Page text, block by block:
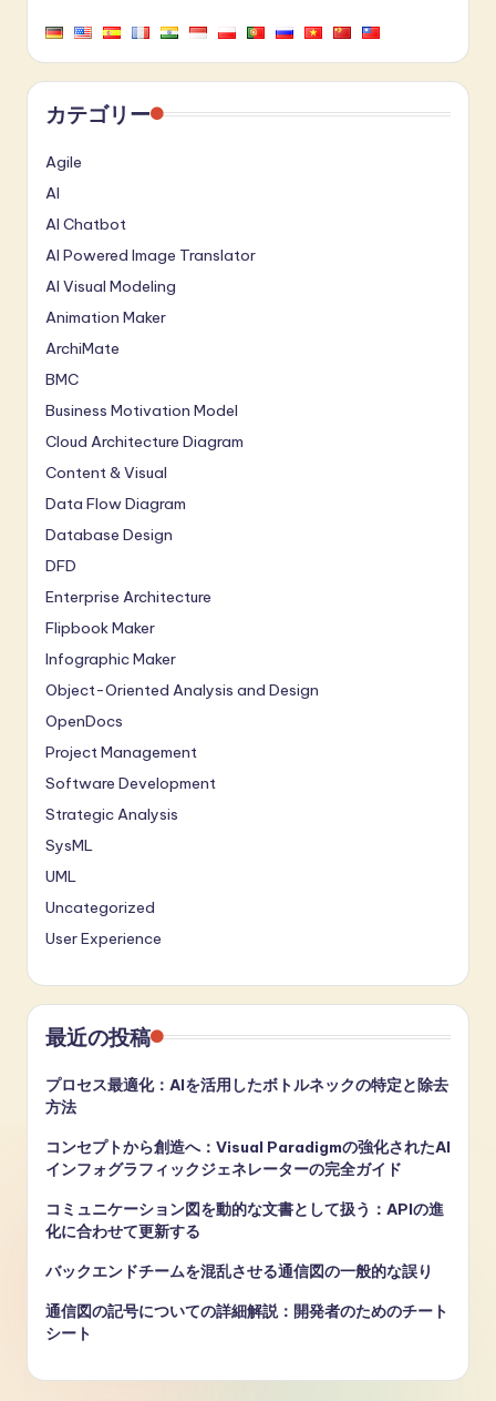
カテゴリー
Agile
AI
AI Chatbot
AI Powered Image Translator
AI Visual Modeling
Animation Maker
ArchiMate
BMC
Business Motivation Model
Cloud Architecture Diagram
Content & Visual
Data Flow Diagram
Database Design
DFD
Enterprise Architecture
Flipbook Maker
Infographic Maker
Object-Oriented Analysis and Design
OpenDocs
Project Management
Software Development
Strategic Analysis
SysML
UML
Uncategorized
User Experience
最近の投稿
プロセス最適化：AIを活用したボトルネックの特定と除去
方法
コンセプトから創造へ：Visual Paradigmの強化されたAI
インフォグラフィックジェネレーターの完全ガイド
コミュニケーション図を動的な文書として扱う：APIの進
化に合わせて更新する
バックエンドチームを混乱させる通信図の一般的な誤り
通信図の記号についての詳細解説：開発者のためのチート
シート